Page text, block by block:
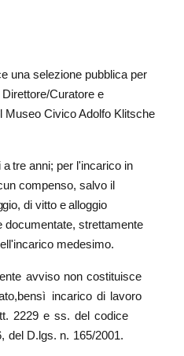
una selezione pubblica per
Direttore/Curatore e
Museo Civico Adolfo Klitsche
a tre anni; per l'incarico in
compenso, salvo il
di vitto e alloggio
documentate, strettamente
medesimo.
avviso non costituisce
bensì incarico di lavoro
2229 e ss. del codice
del D.lgs. n. 165/2001.